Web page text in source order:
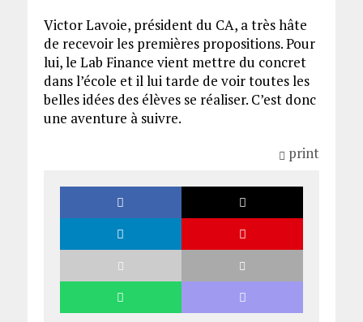
Victor Lavoie, président du CA, a très hâte
de recevoir les premières propositions. Pour
lui, le Lab Finance vient mettre du concret
dans l’école et il lui tarde de voir toutes les
belles idées des élèves se réaliser. C’est donc
une aventure à suivre.
print